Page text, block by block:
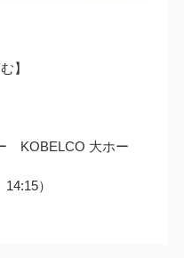
】
大ホー
）